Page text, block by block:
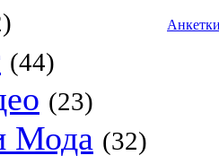
(44)
(23)
Мода (32)